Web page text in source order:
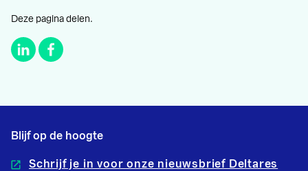
Deze pagina delen.
Blijf op de hoogte
Schrijf je in voor onze nieuwsbrief Deltares